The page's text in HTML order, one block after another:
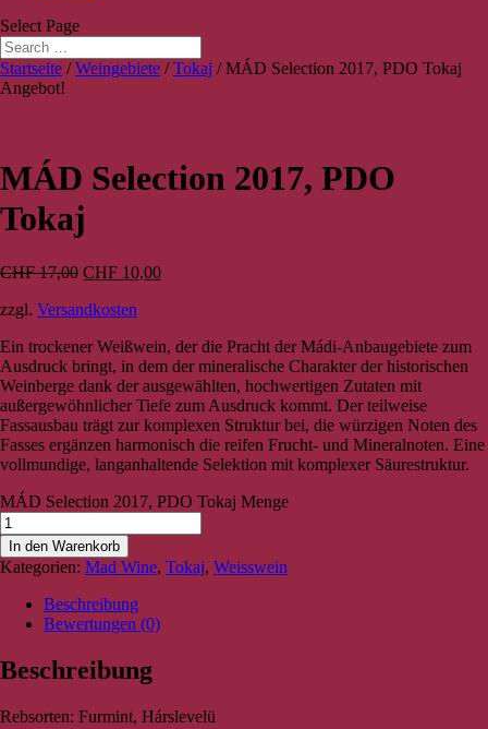
Select Page
Startseite /Weingebiete /Tokaj / MÁD Selection 2017, PDO Tokaj
Angebot!
MÁD Selection 2017, PDO
Tokaj
CHF17,00 CHF 10,00
zzgl. Versandkosten
Ein trockener Weißwein, der die Pracht der Mádi-Anbaugebiete zum
Ausdruck bringt, in dem der mineralische Charakter der historischen
Weinberge dank der ausgewählten, hochwertigen Zutaten mit
außergewöhnlicher Tiefe zum Ausdruck kommt. Der teilweise
Fassausbau trägt zur komplexen Struktur bei, die würzigen Noten des
Fasses ergänzen harmonisch die reifen Frucht- und Mineralnoten. Eine
vollmundige, langanhaltende Selektion mit komplexer Säurestruktur.
MÁD Selection 2017, PDO Tokaj Menge
In den Warenkorb
Kategorien: Mad Wine, Tokaj, Weisswein
Beschreibung
Bewertungen (0)
Beschreibung
Rebsorten: Furmint, Hárslevelü